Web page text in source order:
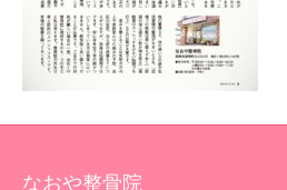
なおや整骨院